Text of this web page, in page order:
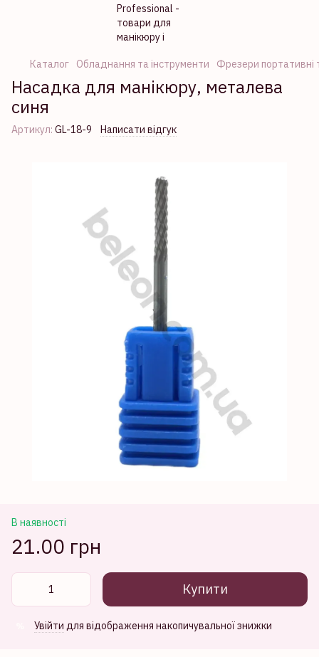
Каталог Обладнання та інструменти Фрезери портативні
Насадка для манікюру, металева
синя
Артикул: GL-18-9 Написати відгук
В наявності
21.00 грн
Купити
Увійти для відображення накопичувальної знижки